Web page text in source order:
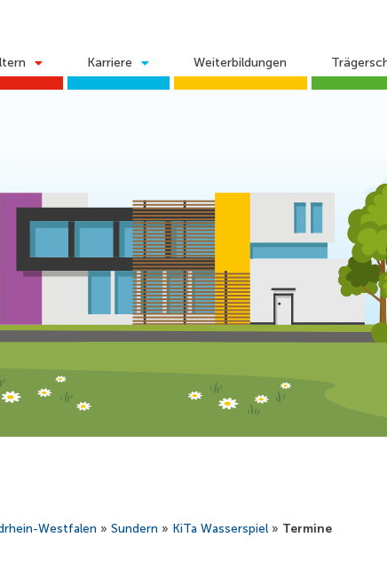
Karriere Weiterbildungen
Westfalen » Sundern » KiTa Wasserspiel » Termine